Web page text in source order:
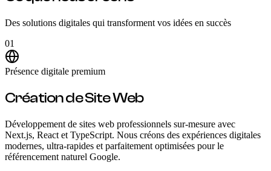
Des solutions digitales qui transforment vos idées en succès
01
Présence digitale premium
Création de Site Web
Développement de sites web professionnels sur-mesure avec
Next.js, React et TypeScript. Nous créons des expériences digitales
modernes, ultra-rapides et parfaitement optimisées pour le
référencement naturel Google.